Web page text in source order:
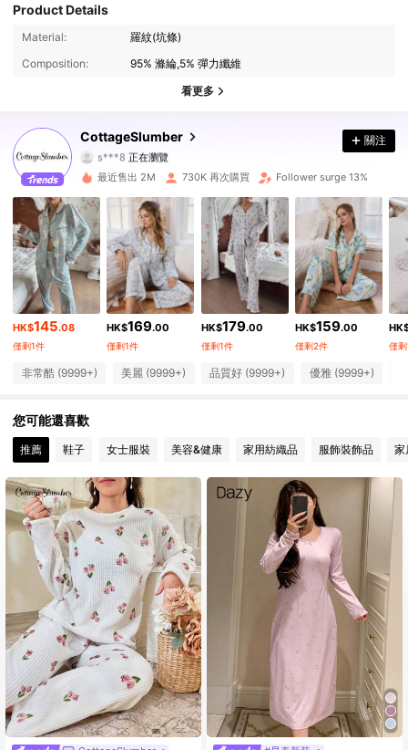
Product Details
Material:
羅紋(坑條)
Composition:
95% 滌綸,5% 彈力纖維
看更多
CottageSlumber
355K 追蹤者
355K 追蹤者
s***8 正在瀏覽
4.92
355K 追蹤者
4.92 355K 追蹤者
4.92 355K 追蹤者
4.92 355K 追蹤者
4.92 355K 追蹤者
355K 追蹤者
關注
最近售出 2M 730K 再次購買 Follower surge 13%
HK$145.08
僅剩1件
HK$169.00
僅剩1件
HK$179.00
僅剩1件
HK$159.00
僅剩2件 僅
非常酷 (9999+) 美麗 (9999+) 品質好 (9999+) 優雅 (9999+)
您可能還喜歡
推薦 鞋子 女士服裝 美容&健康 家用紡織品 服飾裝飾品 家